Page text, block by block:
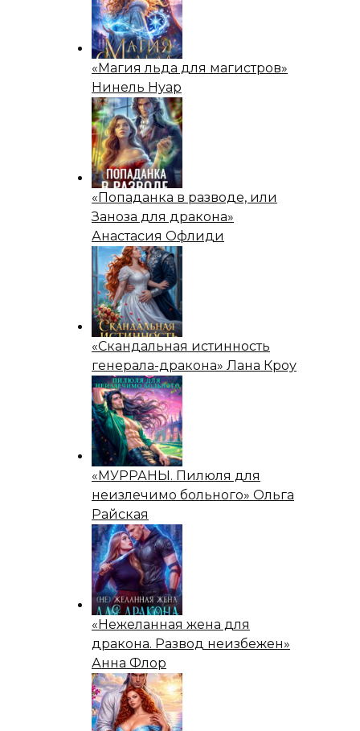
«Магия льда для магистров»
Нинель Нуар
«Попаданка в разводе, или
Заноза для дракона»
Анастасия Офлиди
«Скандальная истинность
генерала-дракона» Лана Кроу
«МУРРАНЫ. Пилюля для
неизлечимо больного» Ольга
Райская
«Нежеланная жена для
дракона. Развод неизбежен»
Анна Флор